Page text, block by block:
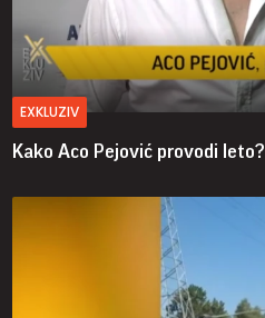
EXKLUZIV
Kako Aco Pejović provodi leto?